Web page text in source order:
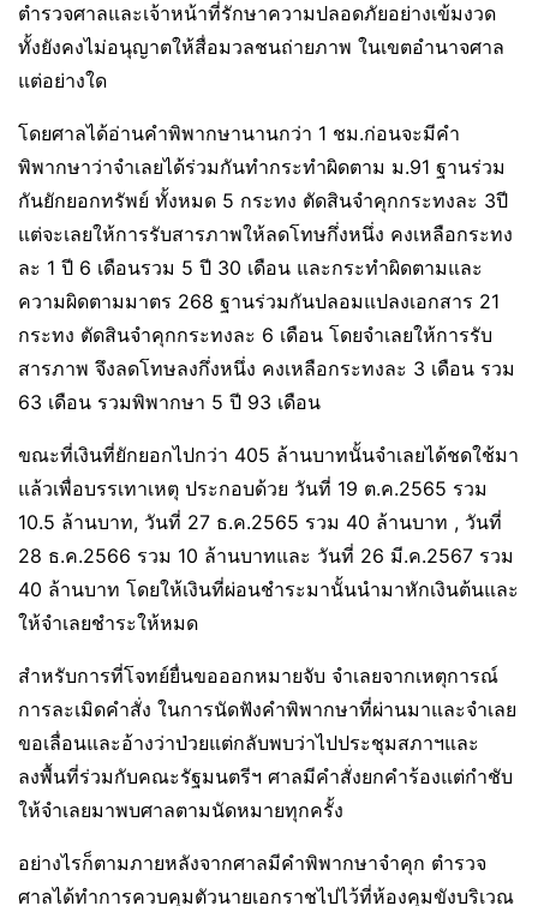
ตำรวจศาลและเจ้าหน้าที่รักษาความปลอดภัยอย่างเข้มงวด
ทั้งยังคงไม่อนุญาตให้สื่อมวลชนถ่ายภาพ ในเขตอำนาจศาล
แต่อย่างใด
โดยศาลได้อ่านคำพิพากษานานกว่า 1 ชม.ก่อนจะมีคำ
พิพากษาว่าจำเลยได้ร่วมกันทำกระทำผิดตาม ม.91 ฐานร่วม
กันยักยอกทรัพย์ ทั้งหมด 5 กระทง ตัดสินจำคุกกระทงละ 3ปี
แต่จะเลยให้การรับสารภาพให้ลดโทษกึ่งหนึ่ง คงเหลือกระทง
ละ 1 ปี 6 เดือนรวม 5 ปี 30 เดือน และกระทำผิดตามและ
ความผิดตามมาตร 268 ฐานร่วมกันปลอมแปลงเอกสาร 21
กระทง ตัดสินจำคุกกระทงละ 6 เดือน โดยจำเลยให้การรับ
สารภาพ จึงลดโทษลงกึ่งหนึ่ง คงเหลือกระทงละ 3 เดือน รวม
63 เดือน รวมพิพากษา 5 ปี 93 เดือน
ขณะที่เงินที่ยักยอกไปกว่า 405 ล้านบาทนั้นจำเลยได้ชดใช้มา
แล้วเพื่อบรรเทาเหตุ ประกอบด้วย วันที่ 19 ต.ค.2565 รวม
10.5 ล้านบาท, วันที่ 27 ธ.ค.2565 รวม 40 ล้านบาท , วันที่
28 ธ.ค.2566 รวม 10 ล้านบาทและ วันที่ 26 มี.ค.2567 รวม
40 ล้านบาท โดยให้เงินที่ผ่อนชำระมานั้นนำมาหักเงินต้นและ
ให้จำเลยชำระให้หมด
สำหรับการที่โจทย์ยื่นขอออกหมายจับ จำเลยจากเหตุการณ์
การละเมิดคำสั่ง ในการนัดฟังคำพิพากษาที่ผ่านมาและจำเลย
ขอเลื่อนและอ้างว่าป่วยแต่กลับพบว่าไปประชุมสภาฯและ
ลงพื้นที่ร่วมกับคณะรัฐมนตรีฯ ศาลมีคำสั่งยกคำร้องแต่กำชับ
ให้จำเลยมาพบศาลตามนัดหมายทุกครั้ง
อย่างไรก็ตามภายหลังจากศาลมีคำพิพากษาจำคุก ตำรวจ
ศาลได้ทำการควบคุมตัวนายเอกราชไปไว้ที่ห้องคุมขังบริเวณ